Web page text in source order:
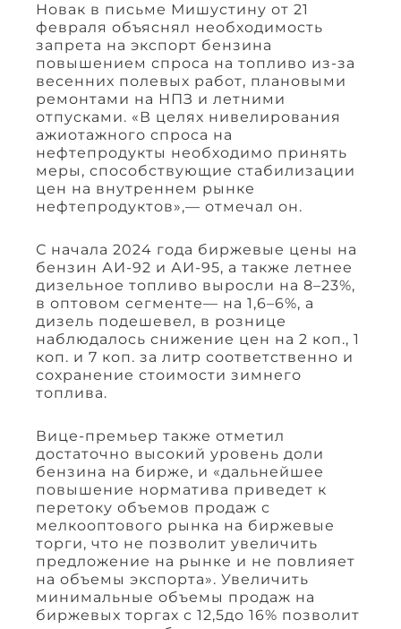
Новак в письме Мишустину от 21
февраля объяснял необходимость
запрета на экспорт бензина
повышением спроса на топливо из-за
весенних полевых работ, плановыми
ремонтами на НПЗ и летними
отпусками. «В целях нивелирования
ажиотажного спроса на
нефтепродукты необходимо принять
меры, способствующие стабилизации
цен на внутреннем рынке
нефтепродуктов»,— отмечал он.
С начала 2024 года биржевые цены на
бензин АИ-92 и АИ-95, а также летнее
дизельное топливо выросли на 8–23%,
в оптовом сегменте— на 1,6–6%, а
дизель подешевел, в рознице
наблюдалось снижение цен на 2 коп., 1
коп. и 7 коп. за литр соответственно и
сохранение стоимости зимнего
топлива.
Вице-премьер также отметил
достаточно высокий уровень доли
бензина на бирже, и «дальнейшее
повышение норматива приведет к
перетоку объемов продаж с
мелкооптового рынка на биржевые
торги, что не позволит увеличить
предложение на рынке и не повлияет
на объемы экспорта». Увеличить
минимальные объемы продаж на
биржевых торгах с 12,5до 16% позволит